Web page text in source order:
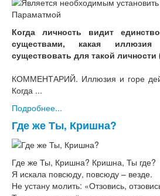
Когда личность видит
существами, какая
существовать для такой
КОММЕНТАРИЙ. Иллюзия и горе
Когда ...
Подробнее...
Где же Ты, Кришна?
Где же Ты, Кришна? Кришна, Ты где?
Я искала повсюду, повсюду – везде.
Не устану молить: «Отзовись,